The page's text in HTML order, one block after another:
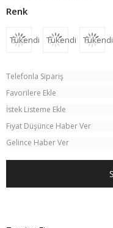
Tükendi Tükendi Tükendi
Telefonla Sipariş
Favorilere Ekle
İstek Listeme Ekle
Fiyat Düşünce Haber Ver
Gelince Haber Ver